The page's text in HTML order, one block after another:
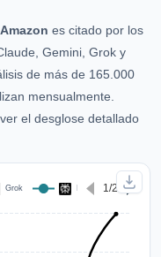
Amazon es citado por los
Gemini, Grok y
de más de 165.000
mensualmente.
el desglose detallado